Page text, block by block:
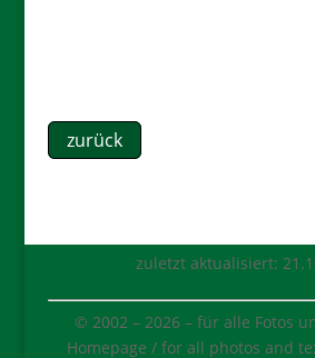
zurück
zuletzt aktualisiert:
© 2002 – 2026– für alle Fotos
Homepage / for all photos and